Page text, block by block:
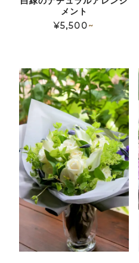
メント
¥5,500~